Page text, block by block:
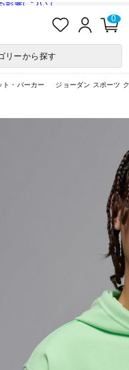
影響について
入
ロ
ン
0
リーから探す
ト・パーカー ジョーダン スポーツ